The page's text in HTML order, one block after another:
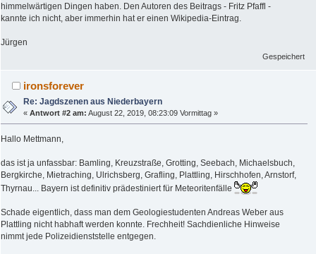
himmelwärtigen Dingen haben. Den Autoren des Beitrags - Fritz Pfaffl -
kannte ich nicht, aber immerhin hat er einen Wikipedia-Eintrag.
Jürgen
Gespeichert
ironsforever
Re: Jagdszenen aus Niederbayern
«Antwort #2 am: August 22, 2019, 08:23:09 Vormittag »
Hallo Mettmann,
das ist ja unfassbar: Bamling, Kreuzstraße, Grotting, Seebach, Michaelsbuch,
Bergkirche, Mietraching, Ulrichsberg, Grafling, Plattling, Hirschhofen, Arnstorf,
Thyrnau... Bayern ist definitiv prädestiniert für Meteoritenfälle
Schade eigentlich, dass man dem Geologiestudenten Andreas Weber aus
Plattling nicht habhaft werden konnte. Frechheit! Sachdienliche Hinweise
nimmt jede Polizeidienststelle entgegen.